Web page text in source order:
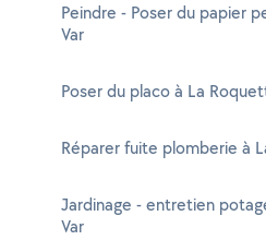
Peindre - Poser du papier
Var
Poser du placo à La
Réparer fuite plomberie à
Jardinage - entretien
Var